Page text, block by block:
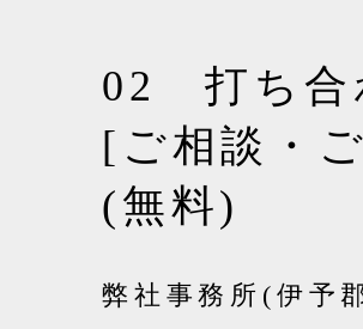
02 打ち合
[ご相談・
(無料)
弊社事務所(伊予